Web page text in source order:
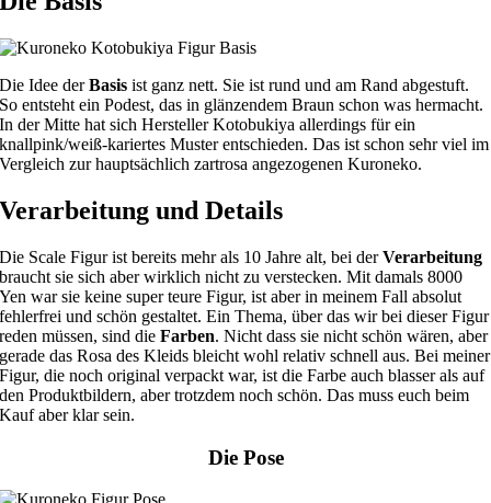
Die Idee derBasis ist ganz nett. Sie ist rund und am Rand abgestuft.
So entsteht ein Podest, das in glänzendem Braun schon was hermacht.
In der Mitte hat sich Hersteller Kotobukiya allerdings für ein
knallpink/weiß-kariertes Muster entschieden. Das ist schon sehr viel im
Vergleich zur hauptsächlich zartrosa angezogenen Kuroneko.
Verarbeitung und Details
Die Scale Figur ist bereits mehr als 10 Jahre alt, bei derVerarbeitung
braucht sie sich aber wirklich nicht zu verstecken. Mit damals 8000
Yen war sie keine super teure Figur, ist aber in meinem Fall absolut
fehlerfrei und schön gestaltet. Ein Thema, über das wir bei dieser Figur
reden müssen, sind dieFarben. Nicht dass sie nicht schön wären, aber
gerade das Rosa des Kleids bleicht wohl relativ schnell aus. Bei meiner
Figur, die noch original verpackt war, ist die Farbe auch blasser als auf
den Produktbildern, aber trotzdem noch schön. Das muss euch beim
Kauf aber klar sein.
Die Pose